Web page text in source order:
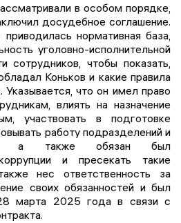
в особом порядке,
досудебное соглашение.
нормативная база,
уголовно-исполнительной
сотрудников, чтобы показать,
Коньков и какие правила
что он имел право
влиять на назначение
участвовать в подготовке
работу подразделений и
а также обязан был
и пресекать такие
нес ответственность за
своих обязанностей и был
марта 2025 года в связи с